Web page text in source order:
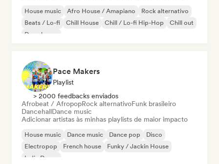
House music Afro House / Amapiano
Rock alternativo
Beats / Lo-fi
Chill House Chill / Lo-fi Hip-Hop
Chill out
Deep house
Pace Makers
Playlist
> 2000 feedbacks enviados
Afrobeat / AfropopRock alternativoFunk brasileiro
DancehallDance music
Adicionar artistas às minhas playlists de maior impacto
House music Dance music Dance pop
Disco
Electropop
French house
Funky / Jackin House
Indie Dance